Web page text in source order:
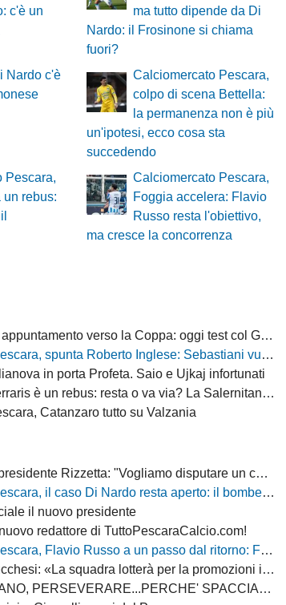
c'è un
ma tutto dipende da Di
Nardo: il Frosinone si chiama
fuori?
Nardo c'è
Calciomercato Pescara,
colpo di scena Bettella:
la permanenza non è più
un'ipotesi, ecco cosa sta
succedendo
Pescara,
un rebus:
Calciomercato Pescara,
Foggia accelera: Flavio
Russo resta l'obiettivo,
ma cresce la concorrenza
verso la Coppa: oggi test col Giulianova, poi l’ultima prova generale
Roberto Inglese: Sebastiani vuole il bomber d’esperienza
in porta Profeta. Saio e Ujkaj infortunati
un rebus: resta o va via? La Salernitana rivorrebbe la punta
Catanzaro tutto su Valzania
Rizzetta: "Vogliamo disputare un campionato di vertice"
Di Nardo resta aperto: il bomber può anche restare in biancazzurro
il nuovo presidente
redattore di TuttoPescaraCalcio.com!
Russo a un passo dal ritorno: Foggia accelera, il Sassuolo prepara il via libera
«La squadra lotterà per la promozioni in serie B»
SPACCIARE PER BOMBER RUSSO E ALBERTI?